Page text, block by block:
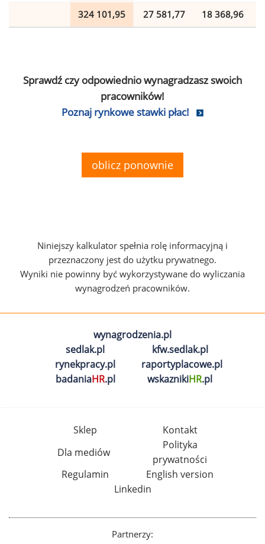
324 101,95 27 581,77 18 368,96
Sprawdź czy odpowiednio wynagradzasz swoich
pracowników!
Poznaj rynkowe stawki płac!
oblicz ponownie
Niniejszy kalkulator spełnia rolę informacyjną i
przeznaczony jest do użytku prywatnego.
Wyniki nie powinny być wykorzystywane do wyliczania
wynagrodzeń pracowników.
wynagrodzenia.pl
sedlak.pl
kfw.sedlak.pl
rynekpracy.pl
raportyplacowe.pl
badaniaHR.pl wskaznikiHR.pl
Sklep
Kontakt
Dla mediów
Polityka
prywatności
Regulamin
English version
Linkedin
Partnerzy: